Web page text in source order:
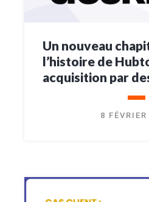
Un nouveau
l’histoire de
acquisition par
8